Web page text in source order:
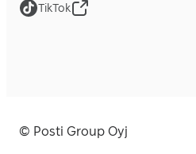
TikTok
© Posti Group Oyj